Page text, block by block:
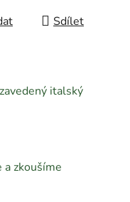
Sdílet
italský
a zkoušíme